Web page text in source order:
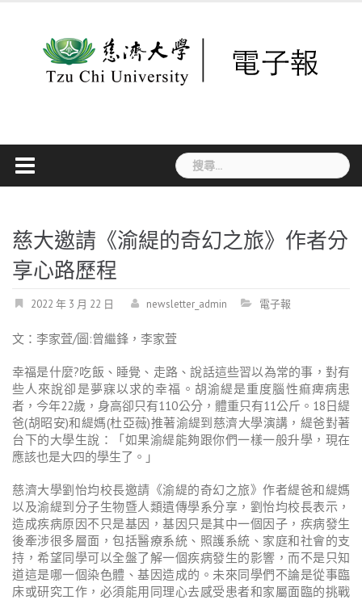
搜
尋
字:
慈大邀請《渝緹的奇幻之旅》作者分
享心路歷程
2022 年 3 月 22 日 newsletter_admin 電子報
文：李家萓/圖:曾繼鋒，李家萓
幸福是什麼?吃飯、睡覺、走路、說話這些習以為常的事，對有
些人來說卻是夢寐以求的幸福。胡渝緹是重度腦性痲痺病患
者，今年22歲，身高卻只有110公分，體重只有11公斤。18日緹
爸(胡昭安)和緹媽(杜亞薇)推著渝緹到慈濟大學演講，緹爸對著
台下的大學生說：「如果渝緹能夠跟你們一樣一般升學，現在
應該也是大四的學生了。」
慈濟大學劉怡均校長邀請《渝緹的奇幻之旅》作者緹爸和緹媽
以及渝緹到分子生物暨人類遺傳學系分享，劉怡均校長表示，
造成疾病原因不只是基因，基因只是其中一個因子，疾病發生
後牽涉很多層面，包括醫療系統、照護系統、家庭和社會的支
持，希望同學可以全盤了解一個疾病發生的影響，而不是只知
道這是哪一個染色體、基因造成的。未來同學們不論是從事臨
床或研究工作，必須能用同理心去感受患者和家屬面臨的挑戰